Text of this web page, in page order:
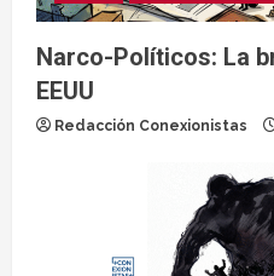
Narco-Políticos: La
EEUU
Redacción Conexionistas